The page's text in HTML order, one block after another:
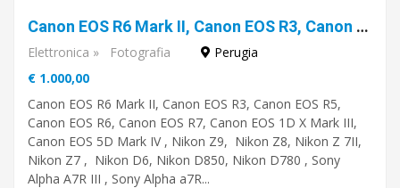
Canon EOS R6 Mark II, Canon EOS R3, Canon EOS R5, Canon EOS R6, Canon EOS R7, Canon EOS 1D X Mark III, Canon EOS 5D Mark IV , Nikon Z9, Nikon Z8, Nikon Z 7II, Nikon Z7 , Nikon D6
Elettronica » Fotografia
Perugia
€ 1.000,00
Canon EOS R6 Mark II, Canon EOS R3, Canon EOS R5,
Canon EOS R6, Canon EOS R7, Canon EOS 1D X Mark III,
Canon EOS 5D Mark IV , Nikon Z9, Nikon Z8, Nikon Z 7II,
Nikon Z7 , Nikon D6, Nikon D850, Nikon D780 , Sony
Alpha A7R III , Sony Alpha a7R...